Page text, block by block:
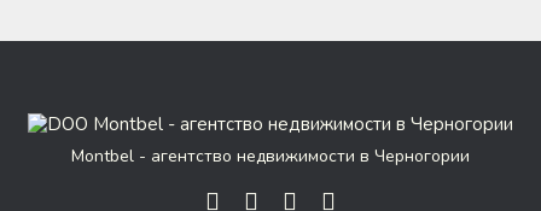
Montbel - агентство недвижимости в Черногории